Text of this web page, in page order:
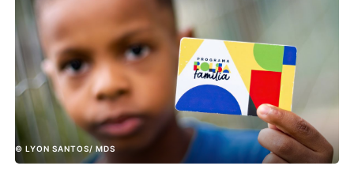
© LYON SANTOS/ MDS